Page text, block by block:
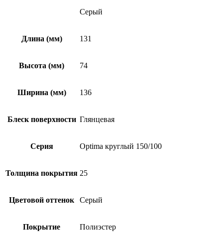
Серый
Длина (мм) 131
Высота (мм) 74
Ширина (мм) 136
Блеск поверхности Глянцевая
Серия Optima круглый 150/100
Толщина покрытия 25
Цветовой оттенок Серый
Покрытие Полиэстер